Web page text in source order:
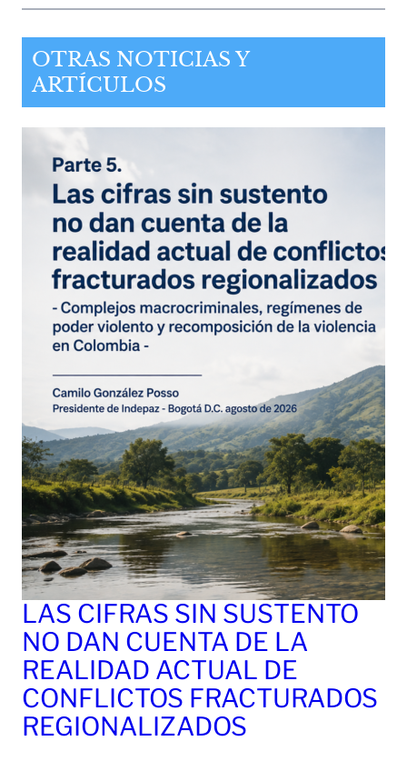
OTRAS NOTICIAS Y
ARTÍCULOS
LAS CIFRAS SIN SUSTENTO
NO DAN CUENTA DE LA
REALIDAD ACTUAL DE
CONFLICTOS FRACTURADOS
REGIONALIZADOS